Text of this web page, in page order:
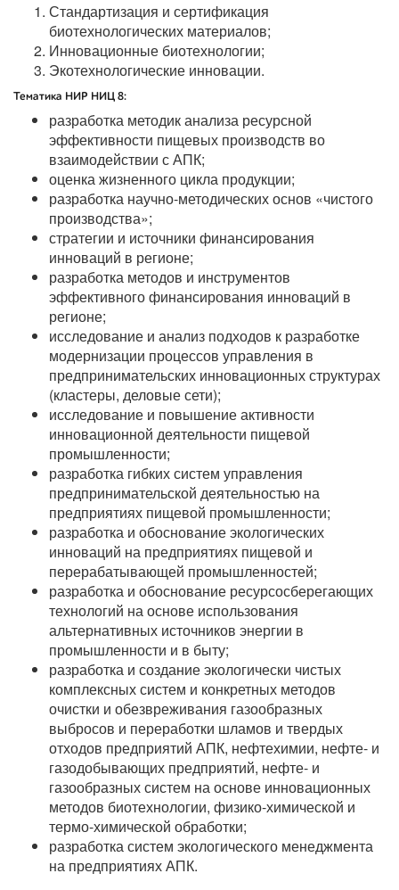
Стандартизация и сертификация
биотехнологических материалов;
Инновационные биотехнологии;
Экотехнологические инновации.
Тематика НИР НИЦ 8:
разработка методик анализа ресурсной
эффективности пищевых производств во
взаимодействии с АПК;
оценка жизненного цикла продукции;
разработка научно-методических основ «чистого
производства»;
стратегии и источники финансирования
инноваций в регионе;
разработка методов и инструментов
эффективного финансирования инноваций в
регионе;
исследование и анализ подходов к разработке
модернизации процессов управления в
предпринимательских инновационных структурах
(кластеры, деловые сети);
исследование и повышение активности
инновационной деятельности пищевой
промышленности;
разработка гибких систем управления
предпринимательской деятельностью на
предприятиях пищевой промышленности;
разработка и обоснование экологических
инноваций на предприятиях пищевой и
перерабатывающей промышленностей;
разработка и обоснование ресурсосберегающих
технологий на основе использования
альтернативных источников энергии в
промышленности и в быту;
разработка и создание экологически чистых
комплексных систем и конкретных методов
очистки и обезвреживания газообразных
выбросов и переработки шламов и твердых
отходов предприятий АПК, нефтехимии, нефте- и
газодобывающих предприятий, нефте- и
газообразных систем на основе инновационных
методов биотехнологии, физико-химической и
термо-химической обработки;
разработка систем экологического менеджмента
на предприятиях АПК.